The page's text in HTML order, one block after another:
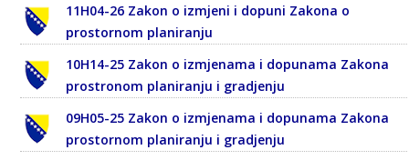
11H04-26 Zakon o izmjeni i dopuni Zakona o
prostornom planiranju
10H14-25 Zakon o izmjenama i dopunama Zakona
prostronom planiranju i gradjenju
09H05-25 Zakon o izmjenama i dopunama Zakona
prostornom planiranju i gradjenju